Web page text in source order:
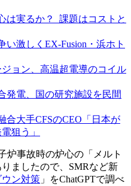
は実るか？_課題はコストと
い激しくEX-Fusion・浜ホト
ョン、高温超電導のコイル
発電、国の研究施設を民間
合大手CFSのCEO「日本が
狙う」
炉事故時の炉心の「メルト
ましたので、SMRなど新
ウン対策 」をChatGPTで調べ